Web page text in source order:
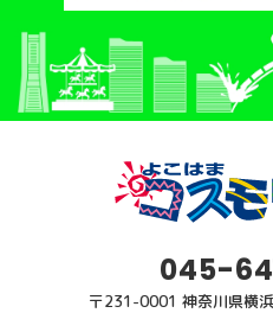
045-
〒231-0001 神奈川県横